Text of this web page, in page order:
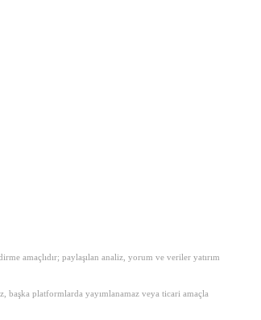
amaçlıdır; paylaşılan analiz, yorum ve veriler yatırım
başka platformlarda yayımlanamaz veya ticari amaçla